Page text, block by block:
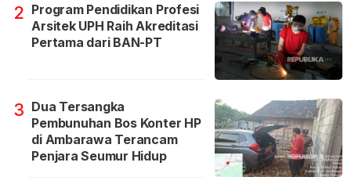
2 Program Pendidikan Profesi
Arsitek UPH Raih Akreditasi
Pertama dari BAN-PT
3 Dua Tersangka
Pembunuhan Bos Konter HP
di Ambarawa Terancam
Penjara Seumur Hidup